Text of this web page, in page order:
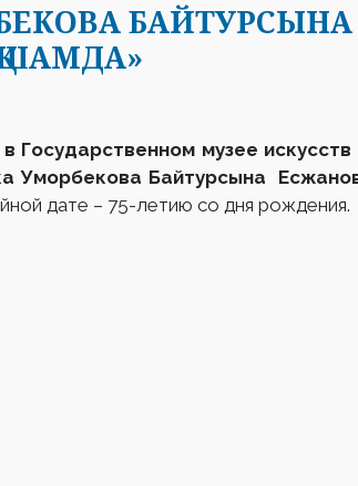
БАЙТУРСЫНА
Государственном музее
Уморбекова Байтурсына
дате – 75-летию со дня рождения.